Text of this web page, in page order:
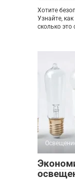
Хотите
Узнайте,
сколько это